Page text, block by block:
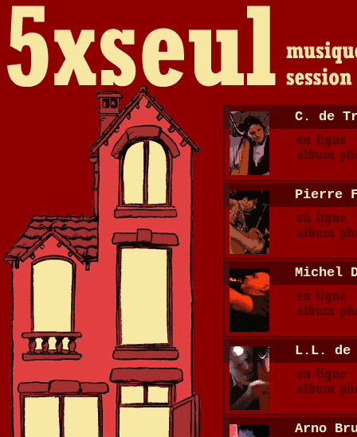
C. de
Pierre
Michel
L.L. de
Arno